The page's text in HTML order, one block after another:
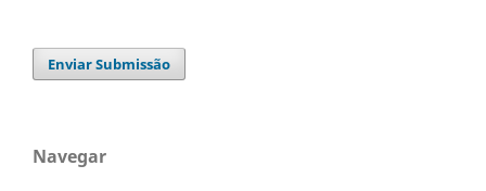
Enviar Submissão
Navegar